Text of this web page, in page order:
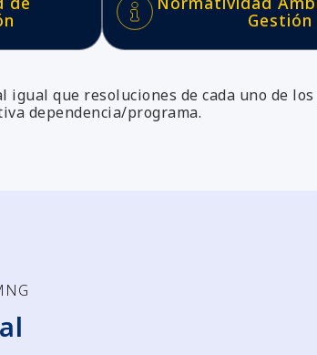
Gestión
que resoluciones de cada uno de
dependencia/programa.